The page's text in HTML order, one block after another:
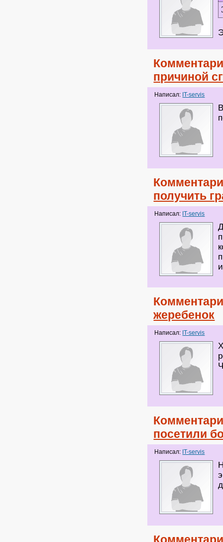
причиной
Написал: IT-servis
получить
Написал: IT-servis
жеребенок
Написал: IT-servis
посетили
Написал: IT-servis